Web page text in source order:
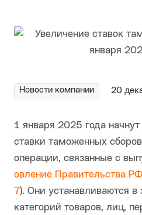
Новости компании 20
1 января 2025 года
ставки таможенных
операции, связанные с
овление Правительства
7). Они устанавливаются в
категорий товаров, лиц,